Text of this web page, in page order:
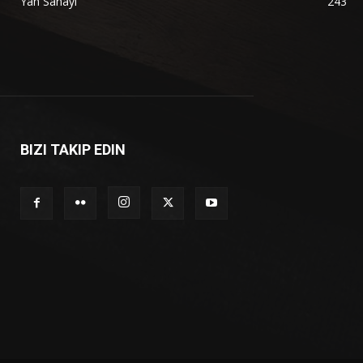
BIZI TAKIP EDIN